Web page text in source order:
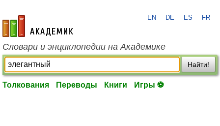
academic.ru
EN DE ES FR
Словари и энциклопедии на Академике
Найти!
Толкования Переводы Книги Игры ⚽